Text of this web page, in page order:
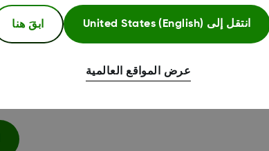
انتقل إلى United States (English) ابقَ هنا
عرض المواقع العالمية